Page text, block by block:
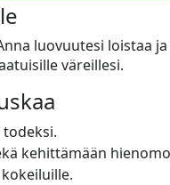
luovuutesi loistaa
väreillesi.
kehittämään